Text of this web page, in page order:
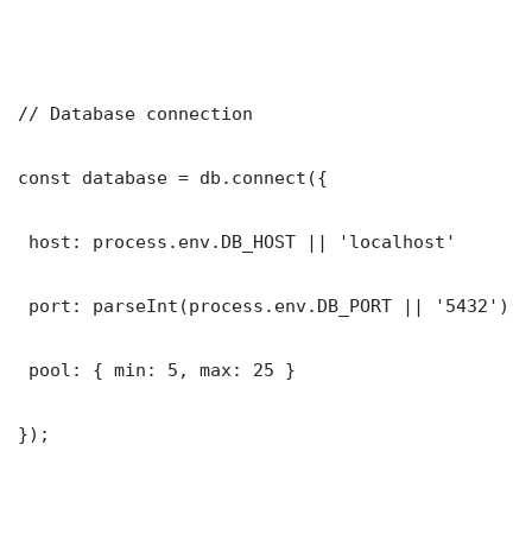
// Database connection
const database = db.connect({
host: process.env.DB_HOST || 'localhost'
port: parseInt(process.env.DB_PORT || '5432')
pool: { min: 5, max: 25 }
});